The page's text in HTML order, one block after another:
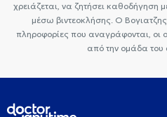
χρειάζεται, να ζητήσει καθοδήγηση
μέσω βιντεοκλήσης. Ο
πληροφορίες που αναγράφονται, οι
από την ομάδα